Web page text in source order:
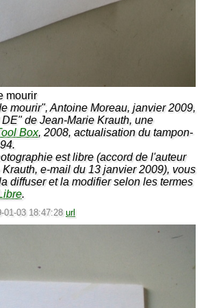
mourir
mourir", Antoine Moreau, janvier 2009,
de Jean-Marie Krauth, une
Box, 2008, actualisation du tampon-
est libre (accord de l'auteur
e-mail du 13 janvier 2009), vous
diffuser et la modifier selon les termes
.
01-03 18:47:28 url